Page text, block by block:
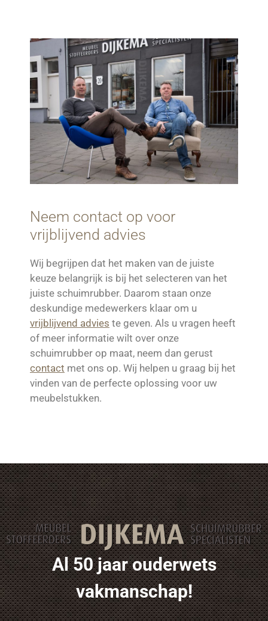
Neem contact op voor
vrijblijvend advies
Wij begrijpen dat het maken van de juiste
keuze belangrijk is bij het selecteren van het
juiste schuimrubber. Daarom staan onze
deskundige medewerkers klaar om u
vrijblijvend advies te geven. Als u vragen heeft
of meer informatie wilt over onze
schuimrubber op maat, neem dan gerust
contact met ons op. Wij helpen u graag bij het
vinden van de perfecte oplossing voor uw
meubelstukken.
Al 50 jaar ouderwets
vakmanschap!